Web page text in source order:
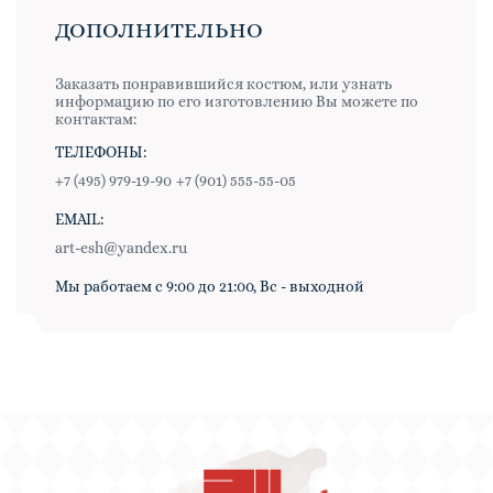
ДОПОЛНИТЕЛЬНО
Заказать понравившийся костюм, или узнать
информацию по его изготовлению Вы можете по
контактам:
ТЕЛЕФОНЫ:
+7 (495) 979-19-90 +7 (901) 555-55-05
EMAIL:
art-esh@yandex.ru
Мы работаем с 9:00 до 21:00, Вс - выходной